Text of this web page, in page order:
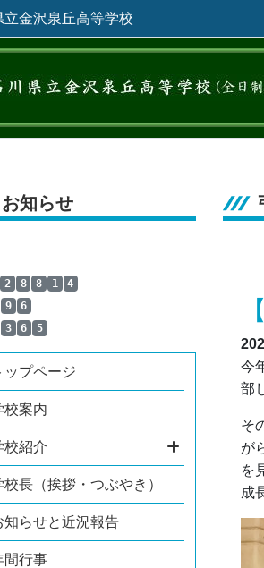
立金沢泉丘高等学校
お知らせ
2 8 8 1 4
9 6
3 6 5
ップページ
校案内
校紹介
校長（挨拶・つぶやき）
知らせと近況報告
間行事
今
部
そ
が
を
成